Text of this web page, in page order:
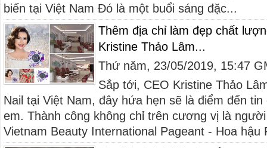
biến tại Việt Nam Đó là một buổi sáng đặc...
Thêm địa chỉ làm đẹp chất
Kristine Thảo Lâm...
Thứ năm, 23/05/2019, 15:47
Sắp tới, CEO Kristine Thảo
Nail tại Việt Nam, đây hứa hẹn sẽ là điểm đến
em. Thành công không chỉ trên cương vị là
Vietnam Beauty International Pageant - Hoa hậu